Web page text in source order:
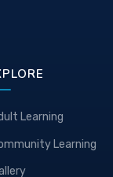
Learning
Learning